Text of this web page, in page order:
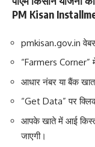
PM Kisan
pmkisan.gov.in
“Farmers
आधार नंबर या बैंक
“Get Data” पर
आपके खाते में आई किस्त
जाएगी।